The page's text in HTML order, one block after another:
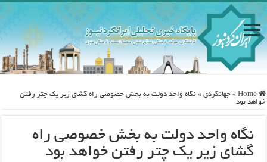
Home
» جهانگردی » نگاه واحد دولت به بخش خصوصی راه گشای زیر یک چتر رفتن
خواهد بود
نگاه واحد دولت به بخش خصوصی راه
گشای زیر یک چتر رفتن خواهد بود